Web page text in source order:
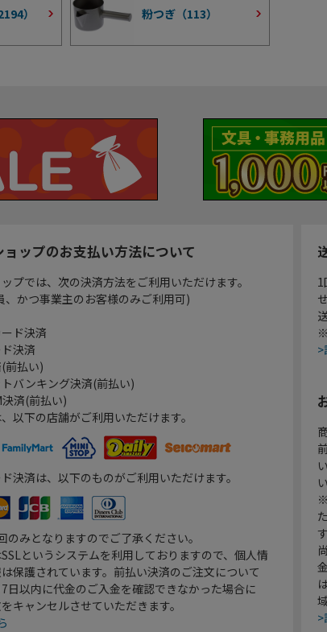
） 粉つぎ（113）
ップのお支払い方法について
プでは、次の決済方法をご利用いただけます。
、かつ事業主のお客様のみご利用可)
ド決済
決済
前払い)
バンキング決済(前払い)
決済(前払い)
以下の店舗がご利用いただけます。
決済は、以下のものがご利用いただけます。
のみとなりますのでご了承ください。
というシステムを利用しておりますので、個人情
保護されています。前払い決済のご注文について
日以内に代金のご入金を確認できなかった場合に
キャンセルさせていただきます。
1